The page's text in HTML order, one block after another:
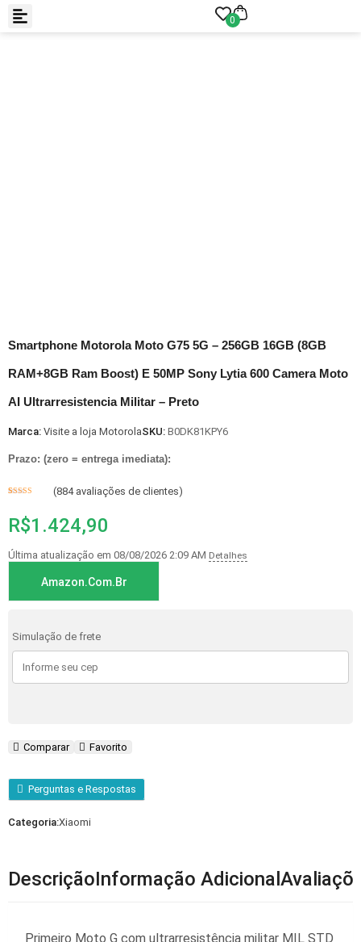
0
Smartphone Motorola Moto G75 5G – 256GB 16GB (8GB
RAM+8GB Ram Boost) E 50MP Sony Lytia 600 Camera Moto
AI Ultrarresistencia Militar – Preto
Marca: Visite a loja MotorolaSKU: B0DK81KPY6
Prazo: (zero = entrega imediata):
5, com
baseado
de cliente
(884avaliações de clientes)
R$1.424,90
Última atualização em 08/08/2026 2:09 AM Detalhes
Amazon.com.br
Simulação de frete
Comparar Favorito
Perguntas e Respostas
Categoria:Xiaomi
DescriçãoInformação Adicional
Primeiro Moto G com ultrarresistência militar MIL STD